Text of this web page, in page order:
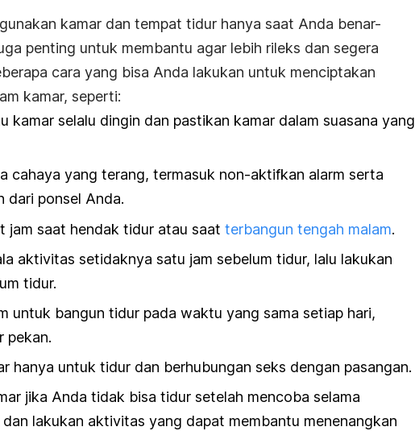
kamar dan tempat tidur hanya saat Anda benar-
penting untuk membantu agar lebih rileks dan segera
cara yang bisa Anda lakukan untuk menciptakan
kamar, seperti:
kamar selalu dingin dan pastikan kamar dalam suasana yang
cahaya yang terang, termasuk non-aktifkan alarm serta
dari ponsel Anda.
jam saat hendak tidur atau saat terbangun tengah malam.
aktivitas setidaknya satu jam sebelum tidur, lalu lakukan
tidur.
untuk bangun tidur pada waktu yang sama setiap hari,
pekan.
hanya untuk tidur dan berhubungan seks dengan pasangan.
jika Anda tidak bisa tidur setelah mencoba selama
lakukan aktivitas yang dapat membantu menenangkan